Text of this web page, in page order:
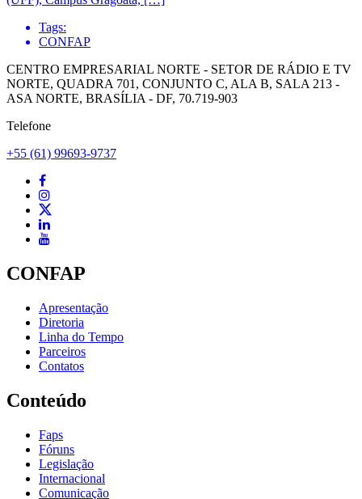
Tags:
CONFAP
CENTRO EMPRESARIAL NORTE - SETOR DE RÁDIO E TV
NORTE, QUADRA 701, CONJUNTO C, ALA B, SALA 213 -
ASA NORTE, BRASÍLIA - DF, 70.719-903
Telefone
+55 (61) 99693-9737
CONFAP
Apresentação
Diretoria
Linha do Tempo
Parceiros
Contatos
Conteúdo
Faps
Fóruns
Legislação
Internacional
Comunicação